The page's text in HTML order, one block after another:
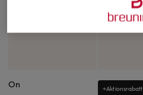
On
+Aktionsrabatt